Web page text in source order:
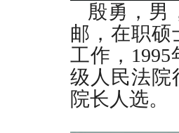
殷勇，男
邮，在职硕
工作， 1995
级人民法院
院长人选。